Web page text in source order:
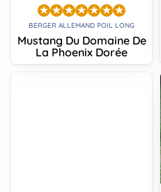
BERGER ALLEMAND POIL LONG
Mustang Du Domaine De
La Phoenix Dorée